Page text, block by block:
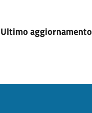
Ultimo aggiornamento